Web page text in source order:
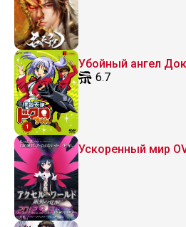
Убойный ангел
6.7
Ускоренный мир